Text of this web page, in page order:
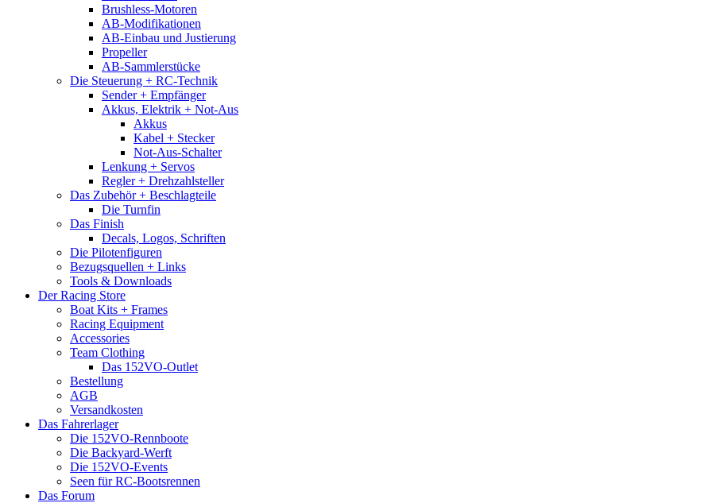
Brushless-Motoren
AB-Modifikationen
AB-Einbau und Justierung
Propeller
AB-Sammlerstücke
Die Steuerung + RC-Technik
Sender + Empfänger
Akkus, Elektrik + Not-Aus
Akkus
Kabel + Stecker
Not-Aus-Schalter
Lenkung + Servos
Regler + Drehzahlsteller
Das Zubehör + Beschlagteile
Die Turnfin
Das Finish
Decals, Logos, Schriften
Die Pilotenfiguren
Bezugsquellen + Links
Tools & Downloads
Der Racing Store
Boat Kits + Frames
Racing Equipment
Accessories
Team Clothing
Das 152VO-Outlet
Bestellung
AGB
Versandkosten
Das Fahrerlager
Die 152VO-Rennboote
Die Backyard-Werft
Die 152VO-Events
Seen für RC-Bootsrennen
Das Forum